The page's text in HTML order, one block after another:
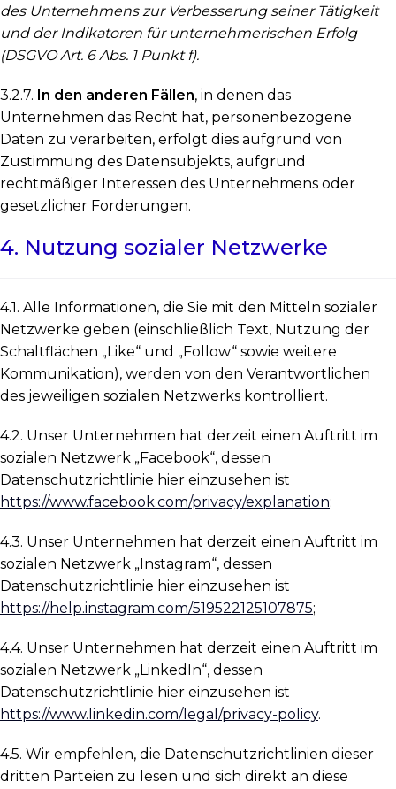
des Unternehmens zur Verbesserung seiner Tätigkeit
und der Indikatoren für unternehmerischen Erfolg
(DSGVO Art. 6 Abs. 1 Punkt f).
3.2.7. In den anderen Fällen, in denen das
Unternehmen das Recht hat, personenbezogene
Daten zu verarbeiten, erfolgt dies aufgrund von
Zustimmung des Datensubjekts, aufgrund
rechtmäßiger Interessen des Unternehmens oder
gesetzlicher Forderungen.
4. Nutzung sozialer Netzwerke
4.1. Alle Informationen, die Sie mit den Mitteln sozialer
Netzwerke geben (einschließlich Text, Nutzung der
Schaltflächen „Like“ und „Follow“ sowie weitere
Kommunikation), werden von den Verantwortlichen
des jeweiligen sozialen Netzwerks kontrolliert.
4.2. Unser Unternehmen hat derzeit einen Auftritt im
sozialen Netzwerk „Facebook“, dessen
Datenschutzrichtlinie hier einzusehen ist
https://www.facebook.com/privacy/explanation;
4.3. Unser Unternehmen hat derzeit einen Auftritt im
sozialen Netzwerk „Instagram“, dessen
Datenschutzrichtlinie hier einzusehen ist
https://help.instagram.com/519522125107875;
4.4. Unser Unternehmen hat derzeit einen Auftritt im
sozialen Netzwerk „LinkedIn“, dessen
Datenschutzrichtlinie hier einzusehen ist
https://www.linkedin.com/legal/privacy-policy.
4.5. Wir empfehlen, die Datenschutzrichtlinien dieser
dritten Parteien zu lesen und sich direkt an diese